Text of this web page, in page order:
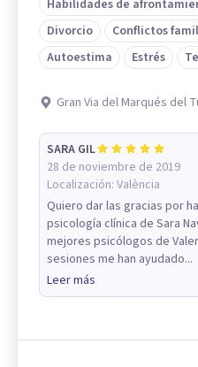
Habilidades de
Divorcio
Conflictos
Autoestima
Estrés
Gran Via del Marqués del
SARA GIL
28 de noviembre de 2019
Localización: València
Quiero dar las gracias por
psicología clínica de Sara
mejores psicólogos de
sesiones me han ayudado...
Leer más